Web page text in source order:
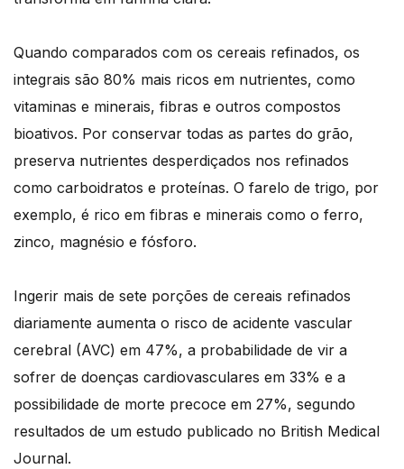
Quando comparados com os cereais refinados, os
integrais são 80% mais ricos em nutrientes, como
vitaminas e minerais, fibras e outros compostos
bioativos. Por conservar todas as partes do grão,
preserva nutrientes desperdiçados nos refinados
como carboidratos e proteínas. O farelo de trigo, por
exemplo, é rico em fibras e minerais como o ferro,
zinco, magnésio e fósforo.
Ingerir mais de sete porções de cereais refinados
diariamente aumenta o risco de acidente vascular
cerebral (AVC) em 47%, a probabilidade de vir a
sofrer de doenças cardiovasculares em 33% e a
possibilidade de morte precoce em 27%, segundo
resultados de um estudo publicado no British Medical
Journal.